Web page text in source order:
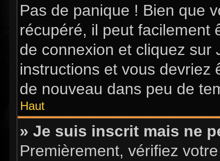
Pas de panique ! Bien que
récupéré, il peut facilement
de connexion et cliquez sur
instructions et vous devriez
de nouveau dans peu de
Haut
» Je suis inscrit mais ne
Premièrement, vérifiez